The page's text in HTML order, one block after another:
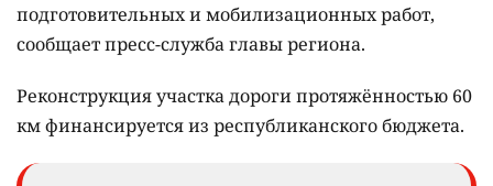
подготовительных и мобилизационных работ,
сообщает пресс-служба главы региона.
Реконструкция участка дороги протяжённостью 60
км финансируется из республиканского бюджета.